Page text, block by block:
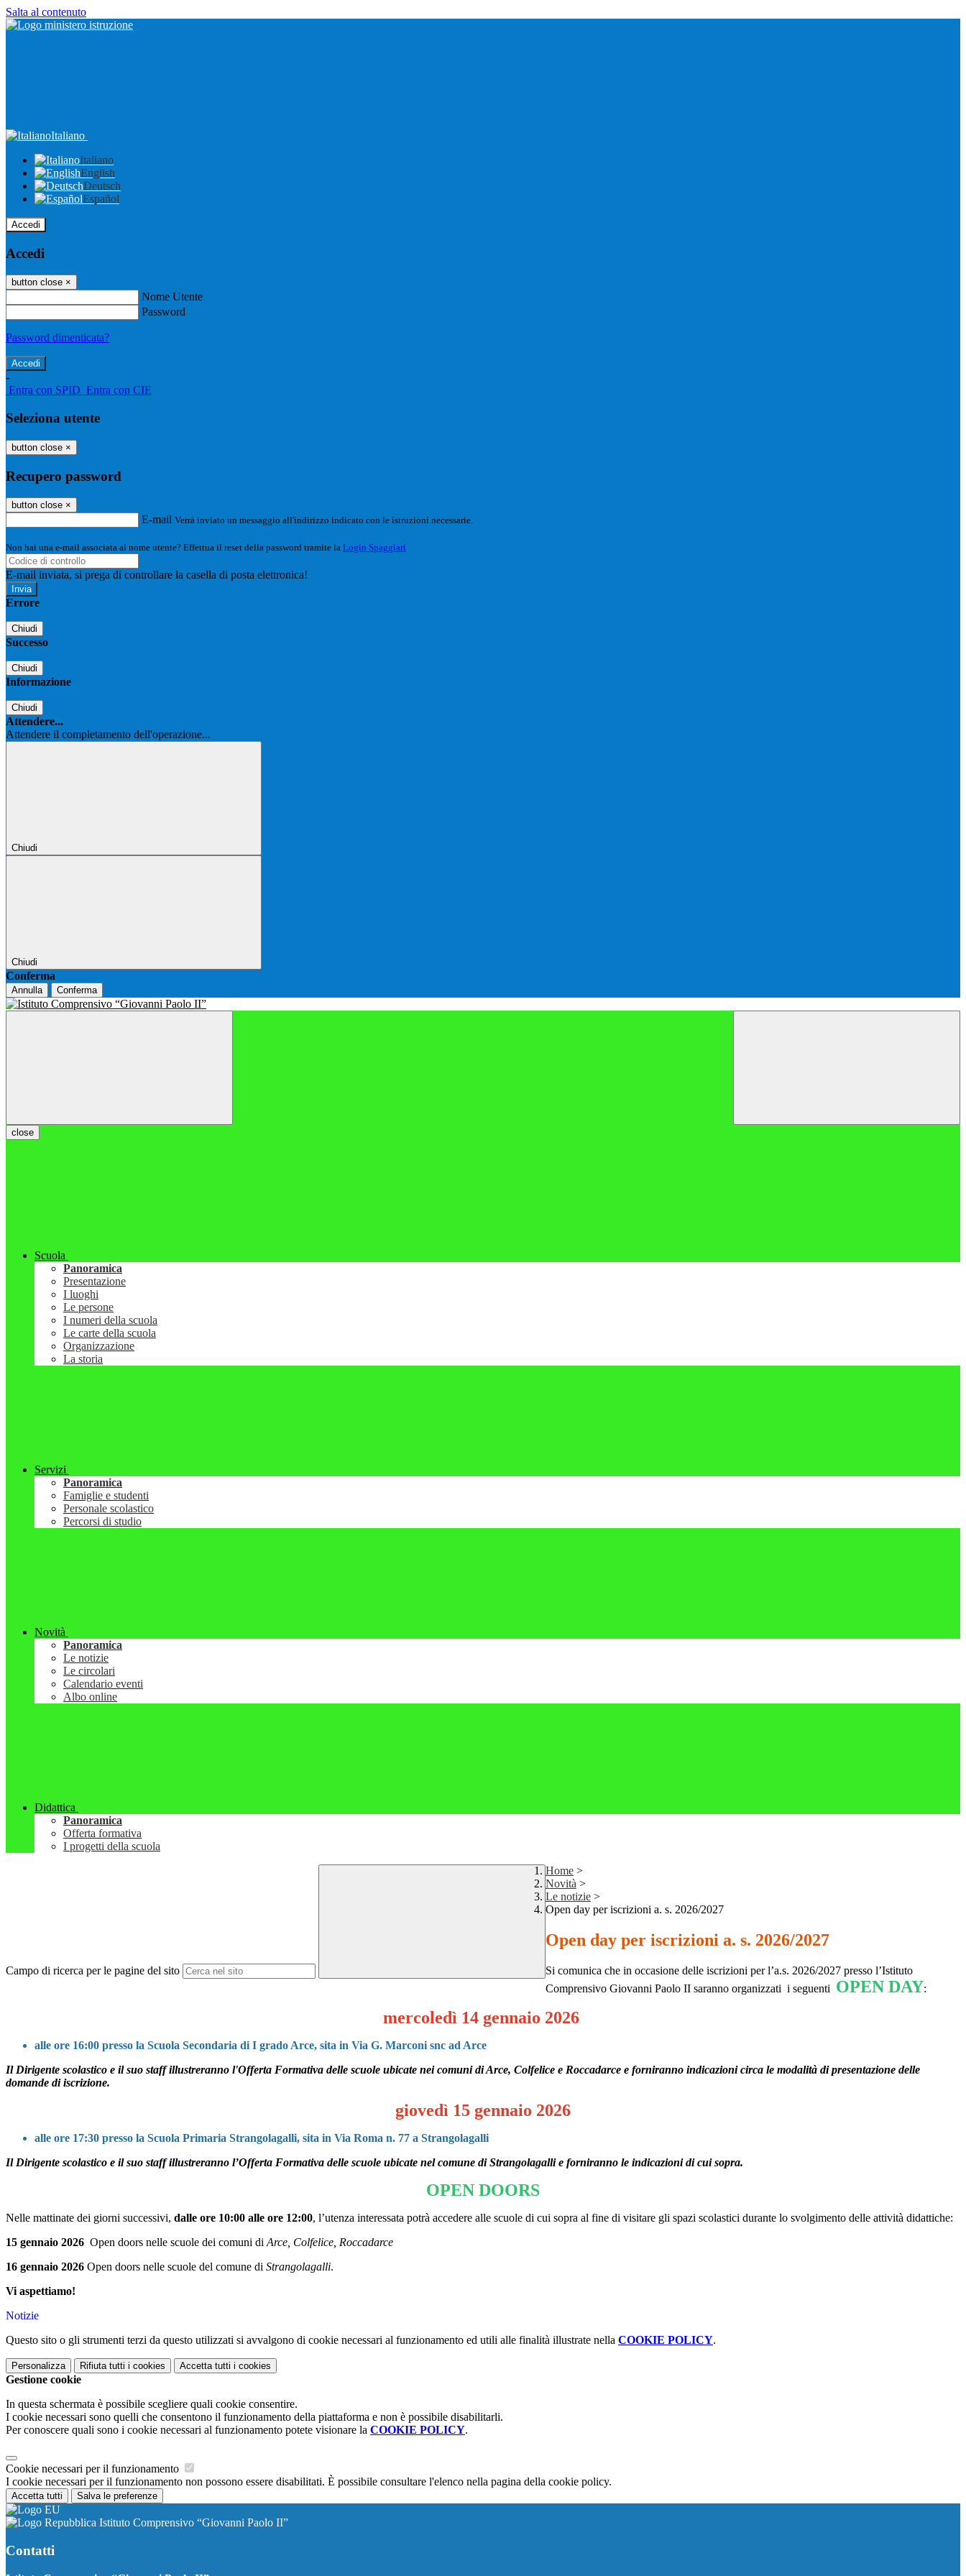
Salta al contenuto
Italiano
Italiano
English
Deutsch
Español
Accedi
Accedi
button close ×
Nome Utente
Password
Password dimenticata?
-
Entra con SPID Entra con CIE
Seleziona utente
button close ×
Recupero password
button close ×
E-mail Verrà inviato un messaggio all'indirizzo indicato con le istruzioni necessarie.
Non hai una e-mail associata al nome utente? Effettua il reset della password tramite la Login Spaggiari
E-mail inviata, si prega di controllare la casella di posta elettronica!
Errore
Chiudi
Successo
Chiudi
Informazione
Chiudi
Attendere...
Attendere il completamento dell'operazione...
Chiudi
Chiudi
Conferma
Annulla Conferma
close
Scuola
Panoramica
Presentazione
I luoghi
Le persone
I numeri della scuola
Le carte della scuola
Organizzazione
La storia
Servizi
Panoramica
Famiglie e studenti
Personale scolastico
Percorsi di studio
Novità
Panoramica
Le notizie
Le circolari
Calendario eventi
Albo online
Didattica
Panoramica
Offerta formativa
I progetti della scuola
Campo di ricerca per le pagine del sito
Home >
Novità >
Le notizie >
Open day per iscrizioni a. s. 2026/2027
Open day per iscrizioni a. s. 2026/2027
Si comunica che in occasione delle iscrizioni per l’a.s. 2026/2027 presso l’Istituto
Comprensivo Giovanni Paolo II saranno organizzati i seguenti OPEN DAY:
mercoledì 14 gennaio 2026
alle ore 16:00 presso la Scuola Secondaria di I grado Arce, sita in Via G. Marconi snc ad Arce
Il Dirigente scolastico e il suo staff illustreranno l'Offerta Formativa delle scuole ubicate nei comuni di Arce, Colfelice e Roccadarce e forniranno indicazioni circa le modalità di presentazione delle
domande di iscrizione.
giovedì 15 gennaio 2026
alle ore 17:30 presso la Scuola Primaria Strangolagalli, sita in Via Roma n. 77 a Strangolagalli
Il Dirigente scolastico e il suo staff illustreranno l’Offerta Formativa delle scuole ubicate nel comune di Strangolagalli e forniranno le indicazioni di cui sopra.
OPEN DOORS
Nelle mattinate dei giorni successivi, dalle ore 10:00 alle ore 12:00, l’utenza interessata potrà accedere alle scuole di cui sopra al fine di visitare gli spazi scolastici durante lo svolgimento delle attività didattiche:
15 gennaio 2026 Open doors nelle scuole dei comuni di Arce, Colfelice, Roccadarce
16 gennaio 2026 Open doors nelle scuole del comune di Strangolagalli.
Vi aspettiamo!
Notizie
Questo sito o gli strumenti terzi da questo utilizzati si avvalgono di cookie necessari al funzionamento ed utili alle finalità illustrate nella COOKIE POLICY.
Personalizza Rifiuta tutti i cookies Accetta tutti i cookies
Gestione cookie
In questa schermata è possibile scegliere quali cookie consentire.
I cookie necessari sono quelli che consentono il funzionamento della piattaforma e non è possibile disabilitarli.
Per conoscere quali sono i cookie necessari al funzionamento potete visionare la COOKIE POLICY.
Cookie necessari per il funzionamento
I cookie necessari per il funzionamento non possono essere disabilitati. È possibile consultare l'elenco nella pagina della cookie policy.
Accetta tutti Salva le preferenze
Istituto Comprensivo “Giovanni Paolo II”
Contatti